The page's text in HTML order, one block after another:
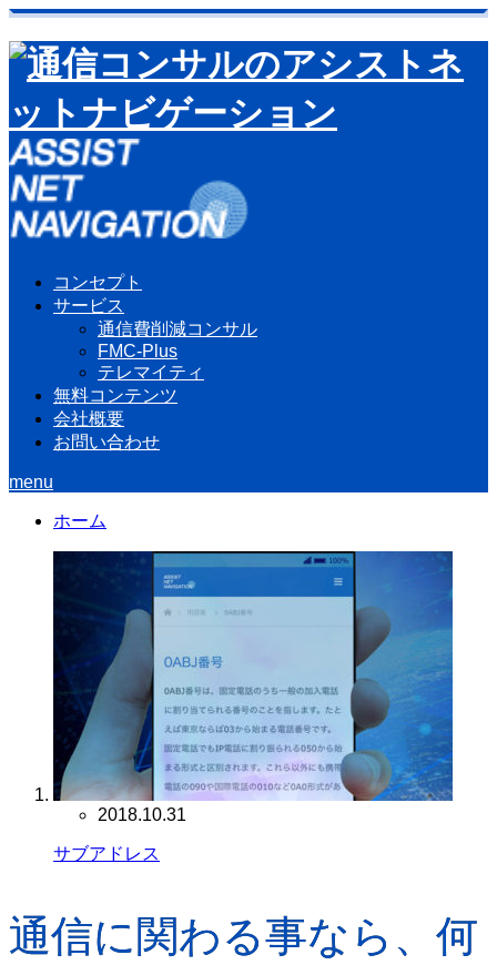
コンセプト
サービス
通信費削減コンサル
FMC-Plus
テレマイティ
無料コンテンツ
会社概要
お問い合わせ
menu
ホーム
2018.10.31
サブアドレス
通信に関わる事なら、何